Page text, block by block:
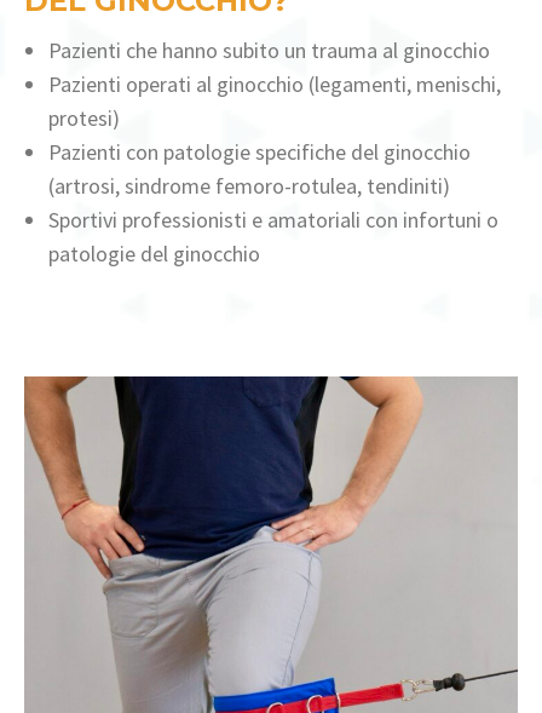
Pazienti che hanno subito un trauma al ginocchio
Pazienti operati al ginocchio (legamenti, menischi,
protesi)
Pazienti con patologie specifiche del ginocchio
(artrosi, sindrome femoro-rotulea, tendiniti)
Sportivi professionisti e amatoriali con infortuni o
patologie del ginocchio